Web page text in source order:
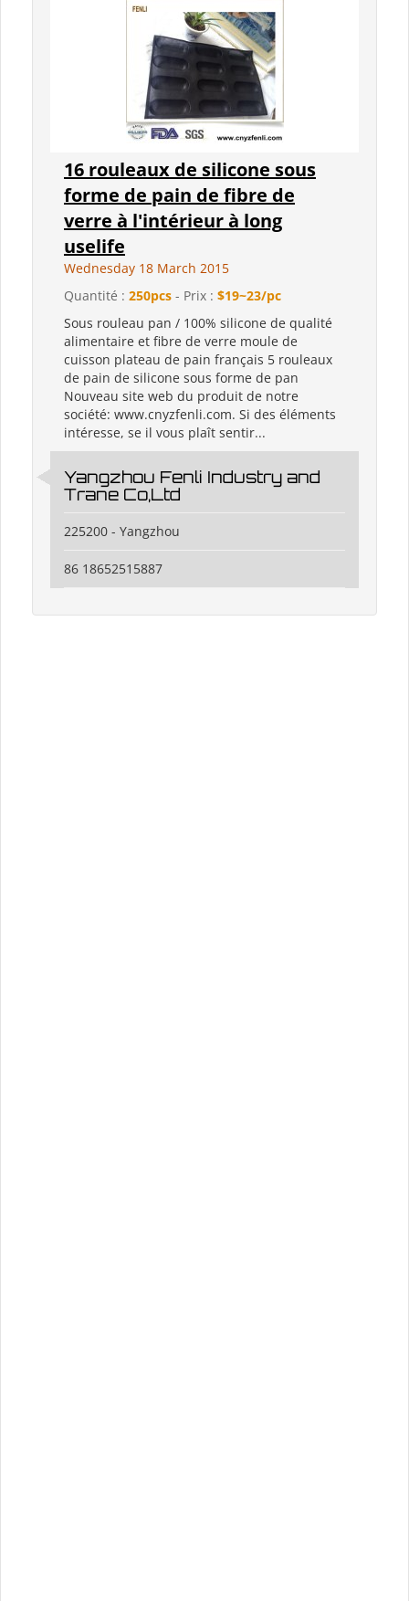
16 rouleaux de silicone sous
forme de pain de fibre de
verre à l'intérieur à long
uselife
Wednesday 18 March 2015
Quantité : 250pcs - Prix : $19~23/pc
Sous rouleau pan / 100% silicone de qualité
alimentaire et fibre de verre moule de
cuisson plateau de pain français 5 rouleaux
de pain de silicone sous forme de pan
Nouveau site web du produit de notre
société: www.cnyzfenli.com. Si des éléments
intéresse, se il vous plaît sentir...
Yangzhou Fenli Industry and
Trane Co,Ltd
225200 - Yangzhou
86 18652515887